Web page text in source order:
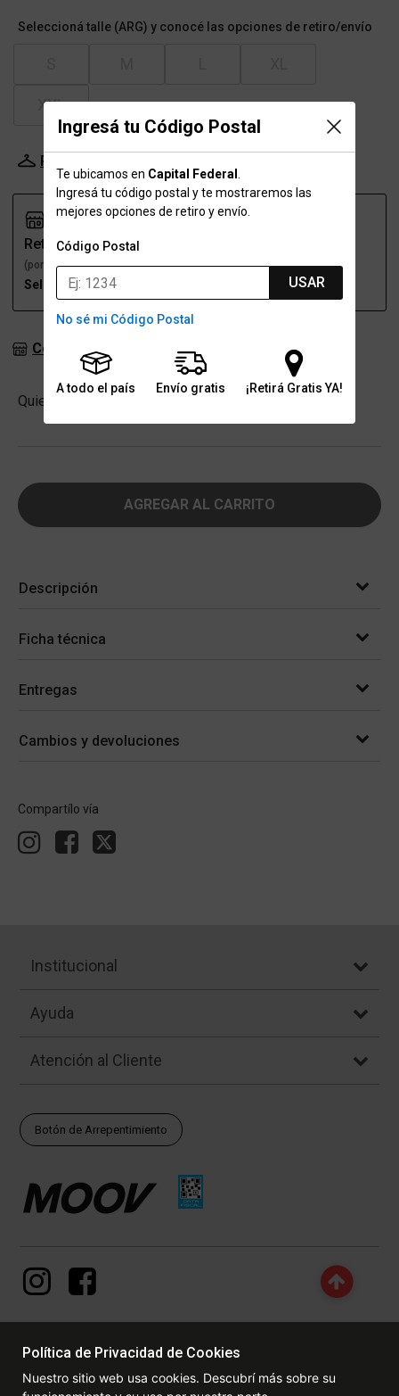
Ingresá tu Código Postal
Te ubicamos en Capital Federal
Ingresá tu código postal y te mostraremos las
mejores opciones de retiro y envío.
Código Postal
USAR
No sé mi Código Postal
A todo el país Envío gratis ¡Retirá Gratis YA!
Seleccioná talle (ARG) y conocé las opciones de retiro/envío
XXL
Probador Virtual
Retiro
(por una sucursal)
Seleccioná talle
(a domicilio)
Seleccioná talle
Consultar stock en sucursales
Quiero Cantidad
AGREGAR AL CARRITO
Descripción
Ficha técnica
Entregas
Cambios y devoluciones
Compartílo vía
Institucional
Ayuda
Atención al Cliente
Botón de Arrepentimiento
DERECHOS RESERVADOS. Las fotos contenidas en este site, el
Política de Privacidad de Cookies
Nuestro sitio web usa cookies. Descubrí más sobre su